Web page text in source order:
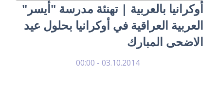
أوكرانيا بالعربية | تهنئة مدرسة "أيسر"
العربية العراقية في أوكرانيا بحلول عيد
الاضحى المبارك
03.10.2014 - 00:00